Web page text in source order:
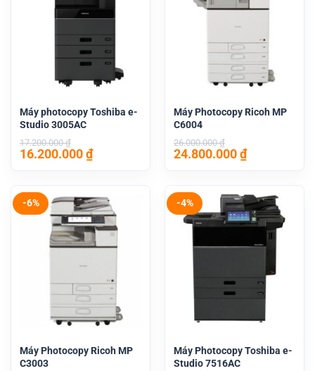
Máy photocopy Toshiba e-
Studio 3005AC
17.200.000₫
Giá
17.200.000 ₫.
16.200.000₫Giá
hiện
16.200.000 ₫.
Máy Photocopy Ricoh MP
C6004
26.000.000₫
Giá
26.000.000 ₫.
24.800.000₫Giá
hiện
là:
24.800.000
-6%
Máy Photocopy Ricoh MP
C3003
-4%
Máy Photocopy Toshiba e-
Studio 7516AC